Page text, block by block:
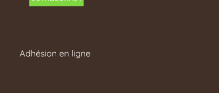
Adhésion en ligne